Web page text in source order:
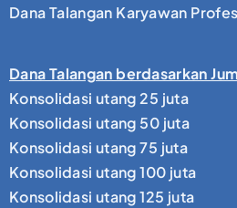
Dana Talangan Karyawan
Dana Talangan berdasarkan
Konsolidasi utang 25 juta
Konsolidasi utang 50 juta
Konsolidasi utang 75 juta
Konsolidasi utang 100 juta
Konsolidasi utang 125 juta